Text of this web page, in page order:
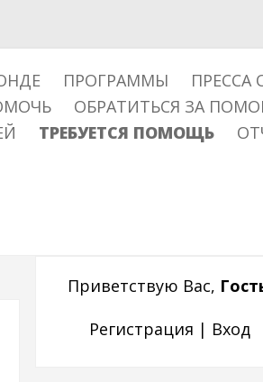
ПРОГРАММЫ
ПРЕССА
ОБРАТИТЬСЯ ЗА
ТРЕБУЕТСЯ ПОМОЩЬ
Приветствую Вас,
Регистрация | Вход